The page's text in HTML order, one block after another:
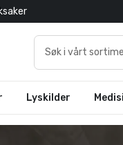
Lyskilder